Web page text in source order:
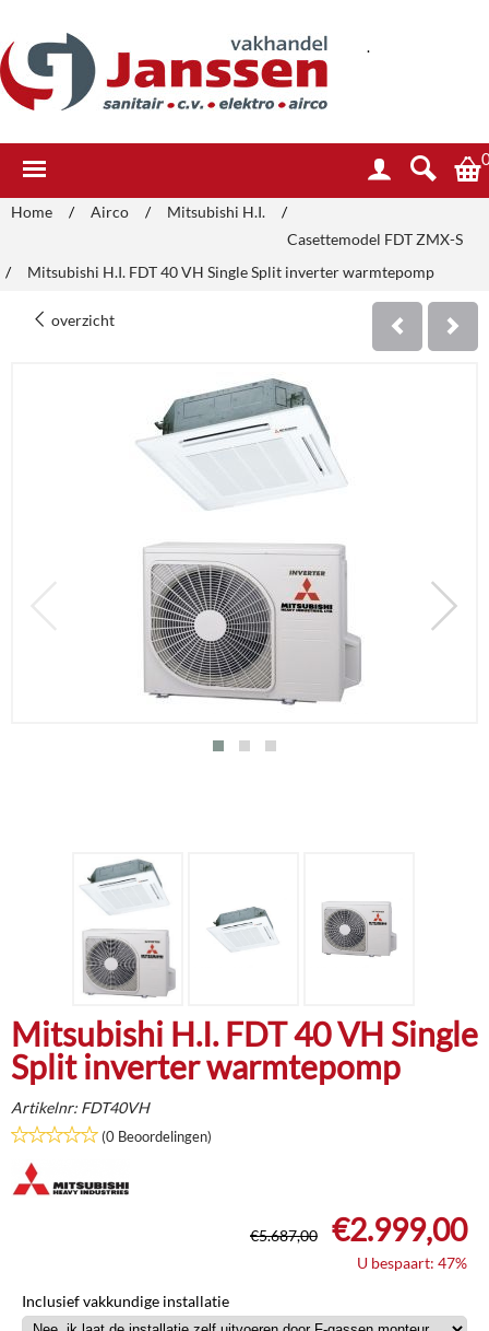
.
Home / Airco / Mitsubishi H.I.
/
Casettemodel FDT ZMX-S
/
Mitsubishi H.I. FDT 40 VH Single Split inverter warmtepomp
overzicht
Mitsubishi H.I. FDT 40 VH Single
Split inverter warmtepomp
Artikelnr: FDT40VH
(0 Beoordelingen)
€5.687,00 €2.999,00
U bespaart: 47%
Inclusief vakkundige installatie